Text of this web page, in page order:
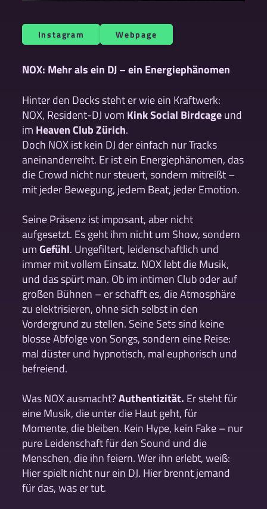
Instagram Webpage
NOX: Mehr als ein DJ – ein Energiephänomen
Hinter den Decks steht er wie ein Kraftwerk:
NOX, Resident-DJ vom Kink Social Birdcageund
im Heaven Club Zürich.
Doch NOX ist kein DJ der einfach nur Tracks
aneinanderreiht. Er ist ein Energiephänomen, das
die Crowd nicht nur steuert, sondern mitreißt –
mit jeder Bewegung, jedem Beat, jeder Emotion.
Seine Präsenz ist imposant, aber nicht
aufgesetzt. Es geht ihm nicht um Show, sondern
umGefühl. Ungefiltert, leidenschaftlich und
immer mit vollem Einsatz. NOX lebt die Musik,
und das spürt man. Ob im intimen Club oder auf
großen Bühnen – er schafft es, die Atmosphäre
zu elektrisieren, ohne sich selbst in den
Vordergrund zu stellen. Seine Sets sind keine
blosse Abfolge von Songs, sondern eine Reise:
mal düster und hypnotisch, mal euphorisch und
befreiend.
Was NOX ausmacht?Authentizität. Er steht für
eine Musik, die unter die Haut geht, für
Momente, die bleiben. Kein Hype, kein Fake – nur
pure Leidenschaft für den Sound und die
Menschen, die ihn feiern. Wer ihn erlebt, weiß:
Hier spielt nicht nur ein DJ. Hier brennt jemand
für das, was er tut.